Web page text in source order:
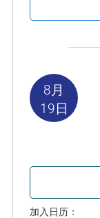
8月
19日
加入日历：